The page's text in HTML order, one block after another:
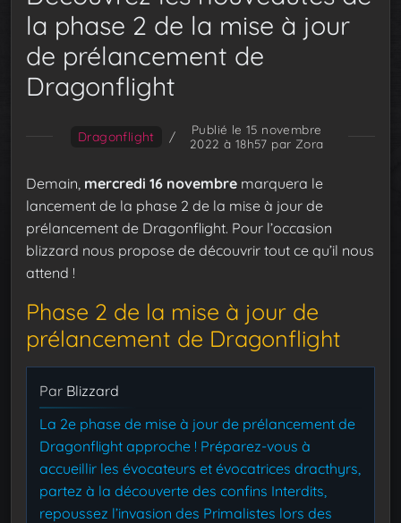
la phase 2 de la mise à jour
de prélancement de
Dragonflight
Dragonflight /
Publié le 15 novembre
2022 à 18h57 par Zora
Demain, mercredi 16 novembre marquera le
lancement de la phase 2 de la mise à jour de
prélancement de Dragonflight. Pour l’occasion
blizzard nous propose de découvrir tout ce qu’il nous
attend !
Phase 2 de la mise à jour de
prélancement de Dragonflight
Par Blizzard
La 2e phase de mise à jour de prélancement de
Dragonflight approche ! Préparez-vous à
accueillir les évocateurs et évocatrices dracthyrs,
partez à la découverte des confins Interdits,
repoussez l’invasion des Primalistes lors des